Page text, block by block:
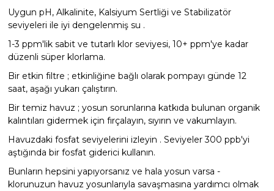
Uygun pH, Alkalinite, Kalsiyum Sertliği ve Stabilizatör
seviyeleri ile iyi dengelenmiş su .
1-3 ppm'lik sabit ve tutarlı klor seviyesi, 10+ ppm'ye kadar
düzenli süper klorlama.
Bir etkin filtre ; etkinliğine bağlı olarak pompayı günde 12
saat, aşağı yukarı çalıştırın.
Bir temiz havuz ; yosun sorunlarına katkıda bulunan organik
kalıntıları gidermek için fırçalayın, sıyırın ve vakumlayın.
Havuzdaki fosfat seviyelerini izleyin . Seviyeler 300 ppb'yi
aştığında bir fosfat giderici kullanın.
Bunların hepsini yapıyorsanız ve hala yosun varsa -
klorunuzun havuz yosunlarıyla savaşmasına yardımcı olmak